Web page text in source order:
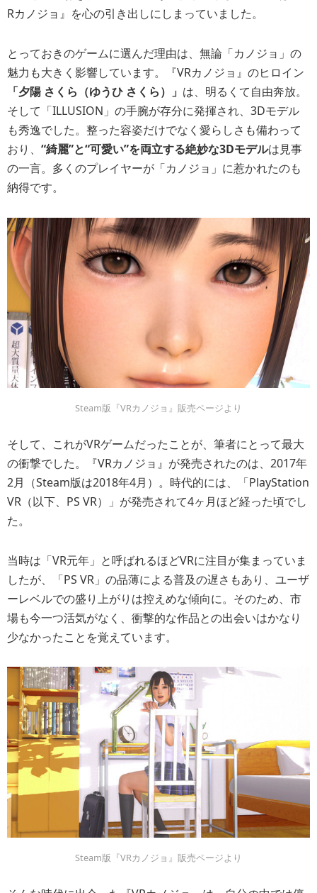
Rカノジョ』を心の引き出しにしまっていました。
とっておきのゲームに選んだ理由は、無論「カノジョ」の
魅力も大きく影響しています。『VRカノジョ』のヒロイン
「夕陽 さくら（ゆうひ さくら）」 は、明るくて自由奔放。
そして「ILLUSION」の手腕が存分に発揮され、3Dモデル
も秀逸でした。整った容姿だけでなく愛らしさも備わって
おり、 “綺麗”と“可愛い”を両立する絶妙な3Dモデルは見事
の一言。多くのプレイヤーが「カノジョ」に惹かれたのも
納得です。
Steam版『VRカノジョ』販売ページより
そして、これがVRゲームだったことが、筆者にとって最大
の衝撃でした。『VRカノジョ』が発売されたのは、2017年
2月（Steam版は2018年4月）。時代的には、「PlayStation
VR（以下、PS VR）」が発売されて4ヶ月ほど経った頃でし
た。
当時は「VR元年」と呼ばれるほどVRに注目が集まっていま
したが、「PS VR」の品薄による普及の遅さもあり、ユーザ
ーレベルでの盛り上がりは控えめな傾向に。そのため、市
場も今一つ活気がなく、衝撃的な作品との出会いはかなり
少なかったことを覚えています。
Steam版『VRカノジョ』販売ページより